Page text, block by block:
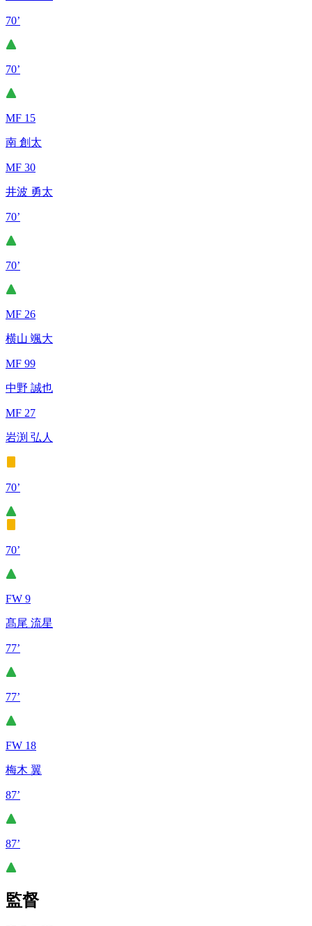
70’
70’
MF 15
南 創太
MF 30
井波 勇太
70’
70’
MF 26
横山 颯大
MF 99
中野 誠也
MF 27
岩渕 弘人
70’
70’
FW 9
髙尾 流星
77’
77’
FW 18
梅木 翼
87’
87’
監督